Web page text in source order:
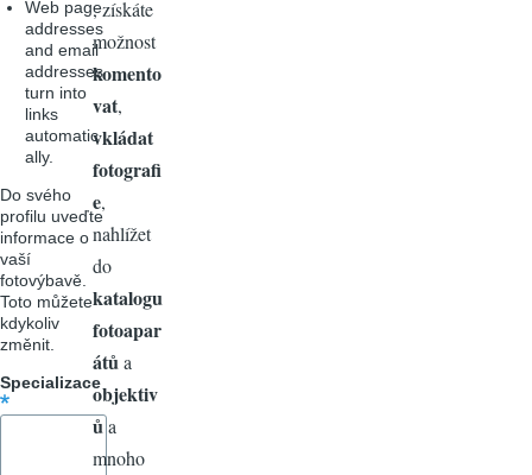
Web page
addresses
and email
addresses
turn into
links
automatic
ally.
Do svého
profilu uveďte
informace o
vaší
fotovýbavě.
Toto můžete
kdykoliv
změnit.
Specializace
, získáte
možnost
komento
vat,
vkládat
fotografi
e,
nahlížet
do
katalogu
fotoapar
átů a
objektiv
ůa
mnoho